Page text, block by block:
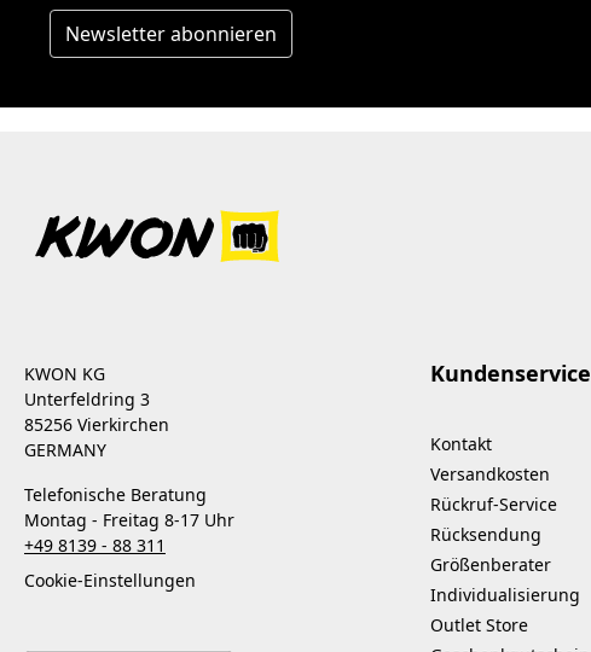
Newsletter abonnieren
KWON KG
Unterfeldring 3
85256 Vierkirchen
GERMANY
Telefonische Beratung
Montag - Freitag 8-17 Uhr
+49 8139 - 88 311
Cookie-Einstellungen
Kundenservice
Kontakt
Versandkosten
Rückruf-Service
Rücksendung
Größenberater
Individualisierung
Outlet Store